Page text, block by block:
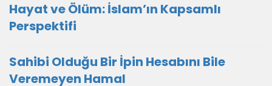
Hayat ve Ölüm: İslam’ın Kapsamlı
Perspektifi
Sahibi Olduğu Bir İpin Hesabını Bile
Veremeyen Hamal